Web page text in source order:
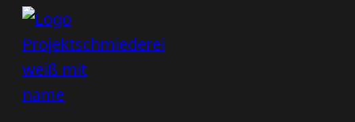
Zum
Inhalt
springen